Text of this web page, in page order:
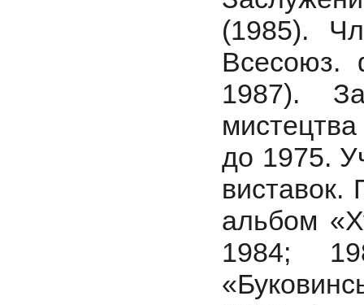
(1985).
Всесоюз.
1987).
до 1975.
виставок.
альбом
1984;